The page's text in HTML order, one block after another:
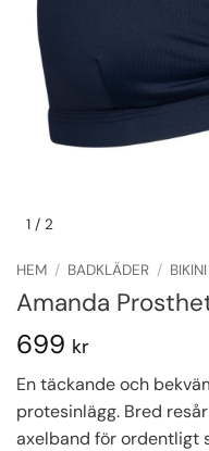
1 / 2
HEM / BADKLÄDER / BIKINI
Amanda
699 kr
En täckande och
protesinlägg. Bred
axelband för ordentligt